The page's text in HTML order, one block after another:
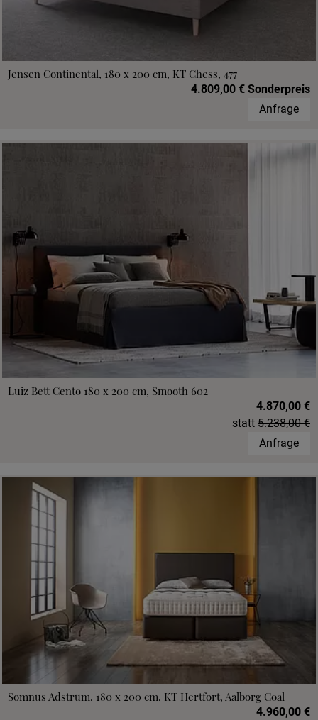
Jensen Continental, 180 x 200 cm, KT Chess, 477
4.809,00 € Sonderpreis
Anfrage
Luiz Bett Cento 180 x 200 cm, Smooth 602
4.870,00 €
statt 5.238,00 €
Anfrage
Somnus Adstrum, 180 x 200 cm, KT Hertfort, Aalborg Coal
4.960,00 €